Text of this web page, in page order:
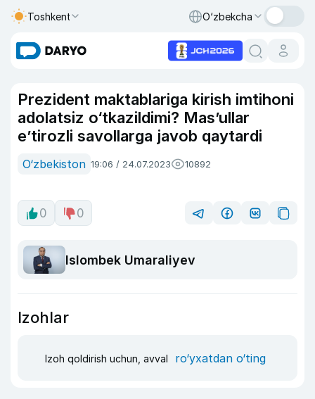
Toshkent O‘zbekcha
Prezident maktablariga kirish imtihoni
adolatsiz o‘tkazildimi? Mas’ullar
e’tirozli savollarga javob qaytardi
O‘zbekiston 19:06 / 24.07.2023 10892
0 0
Islombek Umaraliyev
Izohlar
Izoh qoldirish uchun, avval ro‘yxatdan o‘ting